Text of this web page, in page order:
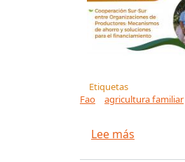
Etiquetas
Fao
agricultura familiar
Lee más